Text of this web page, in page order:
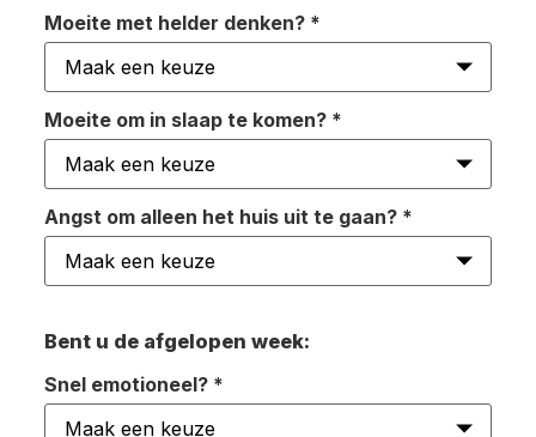
Moeite met helder denken? *
Moeite om in slaap te komen? *
Angst om alleen het huis uit te gaan? *
Bent u de afgelopen week:
Snel emotioneel? *